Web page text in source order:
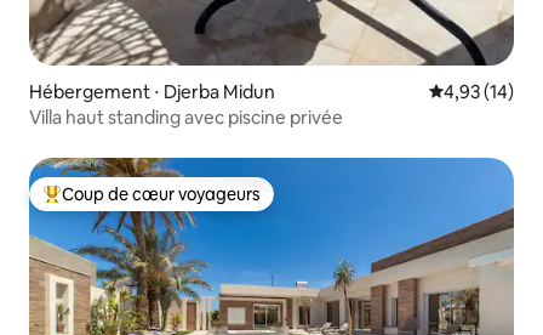
Hébergement ⋅ Djerba Midun Évaluation
4,93 (14)
Villa haut standing avec piscine privée
Coups de cœur voyageurs les plus appréciés
Coup de cœur voyageurs